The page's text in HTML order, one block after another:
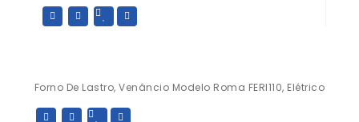
Forno De Lastro, Venâncio Modelo Roma FERI110, Elétrico